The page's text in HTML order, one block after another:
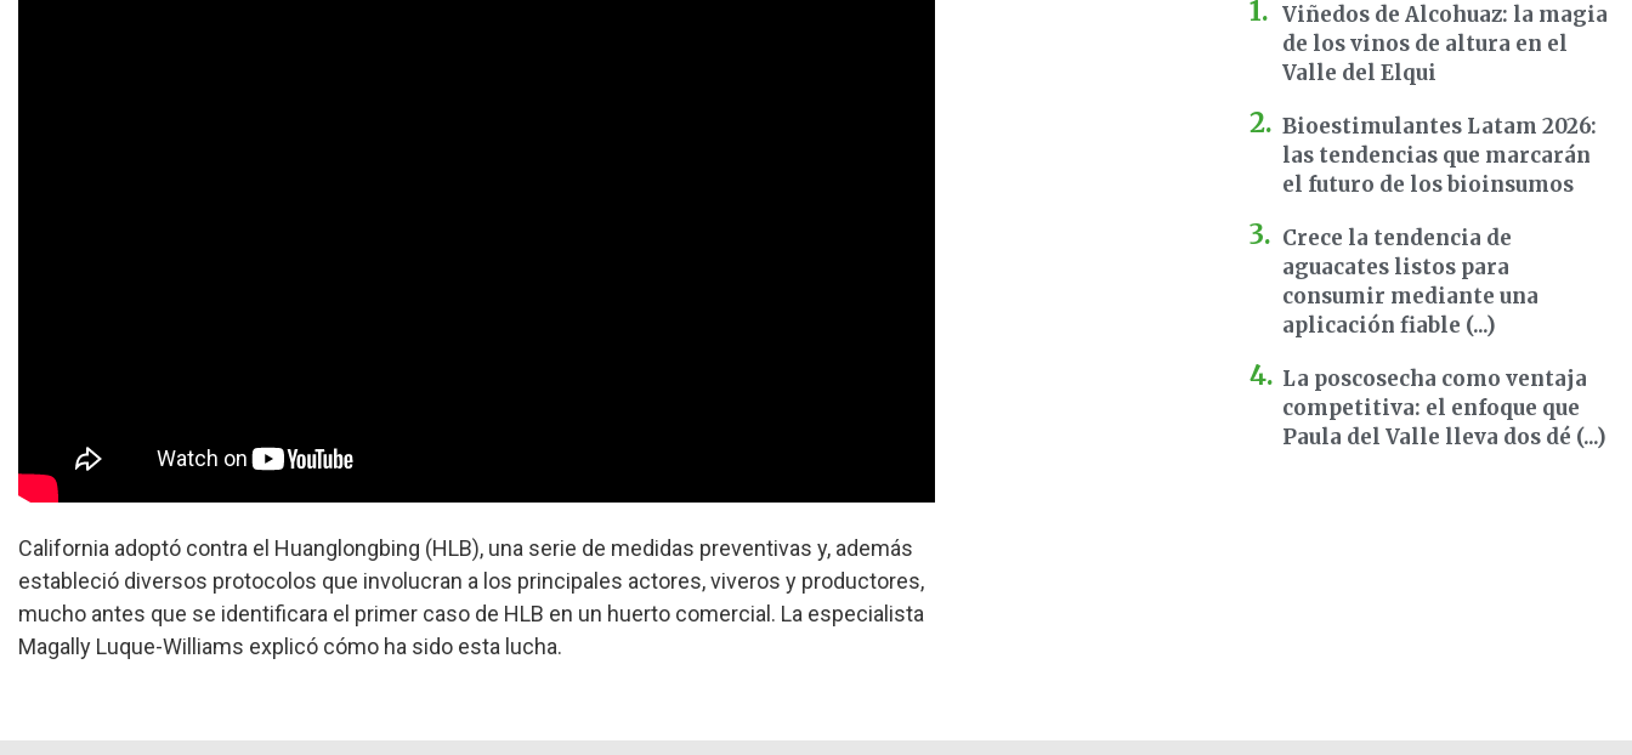
California adoptó contra el Huanglongbing (HLB), una serie de medidas preventivas y, además
estableció diversos protocolos que involucran a los principales actores, viveros y productores,
mucho antes que se identificara el primer caso de HLB en un huerto comercial. La especialista
Magally Luque-Williams explicó cómo ha sido esta lucha.
Viñedos de Alcohuaz: la magia
de los vinos de altura en el
Valle del Elqui
Bioestimulantes Latam 2026:
las tendencias que marcarán
el futuro de los bioinsumos
Crece la tendencia de
aguacates listos para
consumir mediante una
aplicación fiable (...)
La poscosecha como ventaja
competitiva: el enfoque que
Paula del Valle lleva dos dé (...)